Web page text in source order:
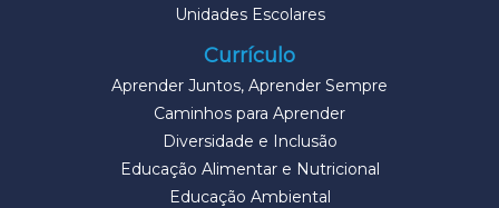
Unidades Escolares
Currículo
Aprender Juntos, Aprender Sempre
Caminhos para Aprender
Diversidade e Inclusão
Educação Alimentar e Nutricional
Educação Ambiental